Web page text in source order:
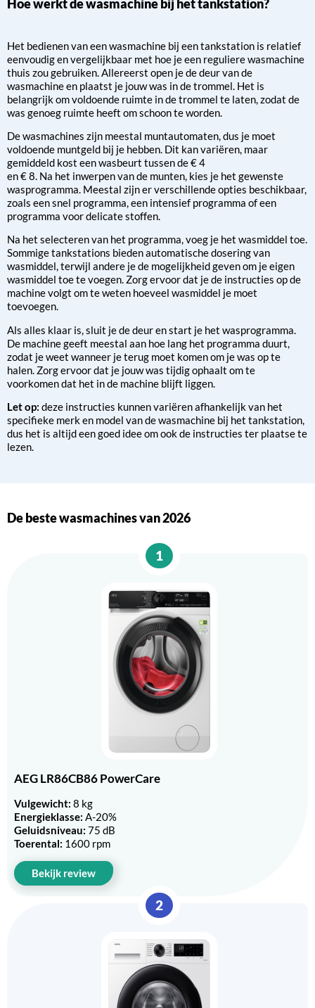
Hoe werkt de wasmachine bij het tankstation?
Het bedienen van een wasmachine bij een tankstation is relatief
eenvoudig en vergelijkbaar met hoe je een reguliere wasmachine
thuis zou gebruiken. Allereerst open je de deur van de
wasmachine en plaatst je jouw was in de trommel. Het is
belangrijk om voldoende ruimte in de trommel te laten, zodat de
was genoeg ruimte heeft om schoon te worden.
De wasmachines zijn meestal muntautomaten, dus je moet
voldoende muntgeld bij je hebben. Dit kan variëren, maar
gemiddeld kost een wasbeurt tussen de € 4
en € 8. Na het inwerpen van de munten, kies je het gewenste
wasprogramma. Meestal zijn er verschillende opties beschikbaar,
zoals een snel programma, een intensief programma of een
programma voor delicate stoffen.
Na het selecteren van het programma, voeg je het wasmiddel toe.
Sommige tankstations bieden automatische dosering van
wasmiddel, terwijl andere je de mogelijkheid geven om je eigen
wasmiddel toe te voegen. Zorg ervoor dat je de instructies op de
machine volgt om te weten hoeveel wasmiddel je moet
toevoegen.
Als alles klaar is, sluit je de deur en start je het wasprogramma.
De machine geeft meestal aan hoe lang het programma duurt,
zodat je weet wanneer je terug moet komen om je was op te
halen. Zorg ervoor dat je jouw was tijdig ophaalt om te
voorkomen dat het in de machine blijft liggen.
Let op: deze instructies kunnen variëren afhankelijk van het
specifieke merk en model van de wasmachine bij het tankstation,
dus het is altijd een goed idee om ook de instructies ter plaatse te
lezen.
De beste wasmachines van 2026
1
AEG LR86CB86 PowerCare
Vulgewicht: 8 kg
Energieklasse: A-20%
Geluidsniveau: 75 dB
Toerental: 1600 rpm
Bekijk review
2